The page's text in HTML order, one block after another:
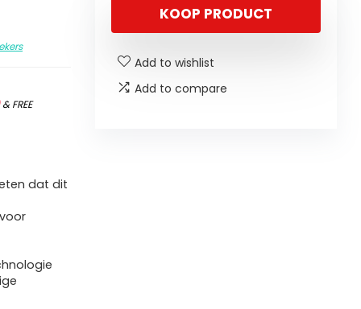
&FREE
dat dit
KOOP PRODUCT
Add to wishlist
Add to compare